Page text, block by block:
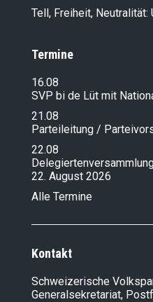
Tell, Freiheit,
Termine
16.08
SVP bi de Lüt mit
21.08
Parteileitung /
22.08
22. August 2026
Alle Termine
Kontakt
Schweizerische
Generalsekretariat,